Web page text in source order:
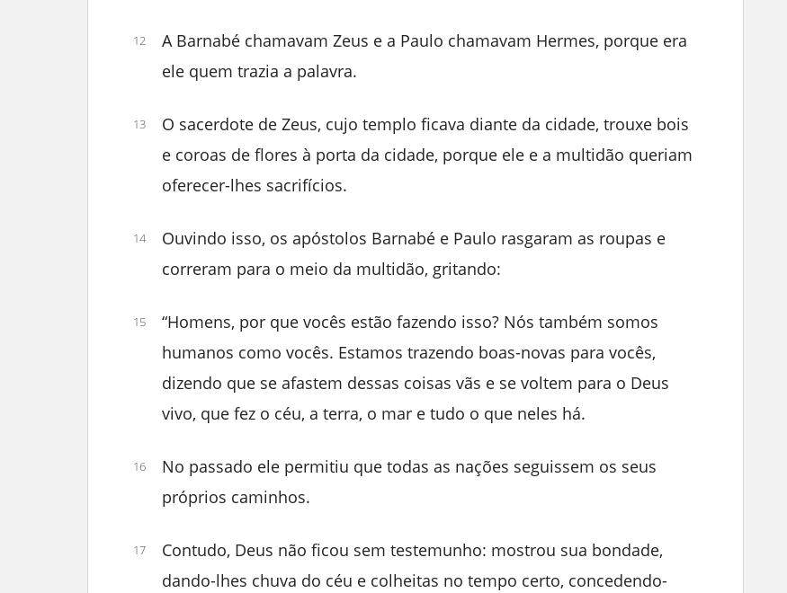
12
A Barnabé chamavam Zeus e a Paulo chamavam Hermes, porque era
ele quem trazia a palavra.
13
O sacerdote de Zeus, cujo templo ficava diante da cidade, trouxe bois
e coroas de flores à porta da cidade, porque ele e a multidão queriam
oferecer-lhes sacrifícios.
14
Ouvindo isso, os apóstolos Barnabé e Paulo rasgaram as roupas e
correram para o meio da multidão, gritando:
15
“Homens, por que vocês estão fazendo isso? Nós também somos
humanos como vocês. Estamos trazendo boas-novas para vocês,
dizendo que se afastem dessas coisas vãs e se voltem para o Deus
vivo, que fez o céu, a terra, o mar e tudo o que neles há.
16
No passado ele permitiu que todas as nações seguissem os seus
próprios caminhos.
17
Contudo, Deus não ficou sem testemunho: mostrou sua bondade,
dando-lhes chuva do céu e colheitas no tempo certo, concedendo-